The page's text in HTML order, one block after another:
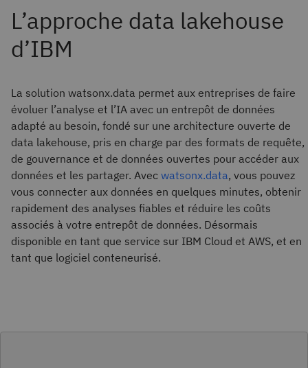
La solution watsonx.data permet aux entreprises de faire
évoluer l’analyse et l’IA avec un entrepôt de données
adapté au besoin, fondé sur une architecture ouverte de
data lakehouse, pris en charge par des formats de requête,
de gouvernance et de données ouvertes pour accéder aux
données et les partager. Avec watsonx.data, vous pouvez
vous connecter aux données en quelques minutes, obtenir
rapidement des analyses fiables et réduire les coûts
associés à votre entrepôt de données. Désormais
disponible en tant que service sur IBM Cloud et AWS, et en
tant que logiciel conteneurisé.